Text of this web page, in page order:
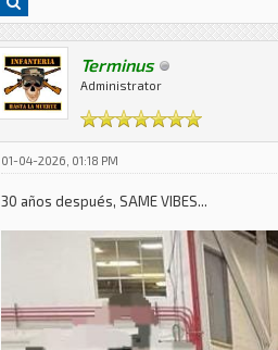
Terminus
Administrator
01-04-2026, 01:18 PM
30 años después, SAME VIBES...